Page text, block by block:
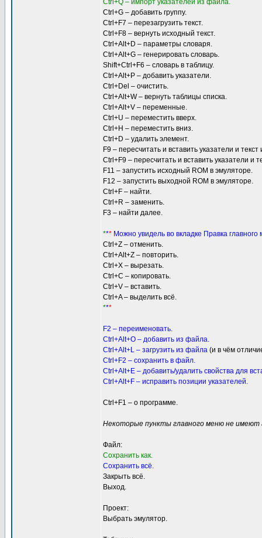
Ctrl+Q – импорт указателей из файла.
Ctrl+G – добавить группу.
Ctrl+F7 – перезагрузить текст.
Ctrl+F8 – вернуть исходный текст.
Ctrl+Alt+D – параметры словаря.
Ctrl+Alt+G – генерировать словарь.
Shift+Ctrl+F6 – словарь в таблицу.
Ctrl+Alt+P – добавить указатели.
Ctrl+Del – очистить.
Ctrl+Alt+W – вернуть таблицы списка.
Ctrl+Alt+V – переменные.
Ctrl+U – переместить вверх.
Ctrl+H – переместить вниз.
Ctrl+D – удалить элемент.
F9 – пересчитать и вставить указатели и
Ctrl+F9 – пересчитать и вставить указатели и
F11 – запустить исходный ROM в эмуляторе.
F12 – запустить выходной ROM в эмуляторе.
Ctrl+F – найти.
Ctrl+R – заменить.
F3 – найти далее.
*** Можно увидель во вкладке Правка главного
Ctrl+Z – отменить.
Ctrl+Alt+Z – повторить.
Ctrl+X – вырезать.
Ctrl+C – копировать.
Ctrl+V – вставить.
Ctrl+A – выделить всё.
***
F2 – переименовать.
Ctrl+Alt+O – добавить из файла.
Ctrl+Alt+L – загрузить из файла (и в чём
Ctrl+F2 – сохранить в файл.
Ctrl+Alt+E – добавить/удалить свойства для
Ctrl+Alt+F – исправить позиции указателей.
Ctrl+F1 – о программе.
Некоторые пункты главного меню не имеют
Файл:
Cохранить как.
Cохранить всё.
Закрыть всё.
Выход.
Проект:
Выбрать эмулятор.